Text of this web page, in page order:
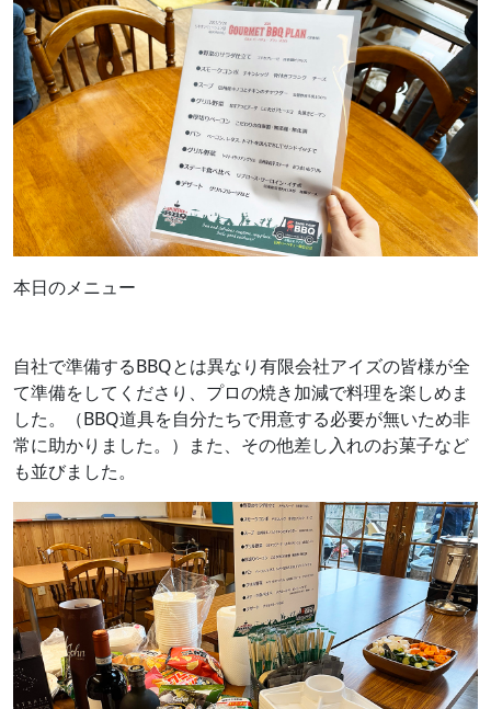
本日のメニュー
自社で準備するBBQとは異なり有限会社アイズの皆様が全
て準備をしてくださり、プロの焼き加減で料理を楽しめま
した。（BBQ道具を自分たちで用意する必要が無いため非
常に助かりました。）また、その他差し入れのお菓子など
も並びました。